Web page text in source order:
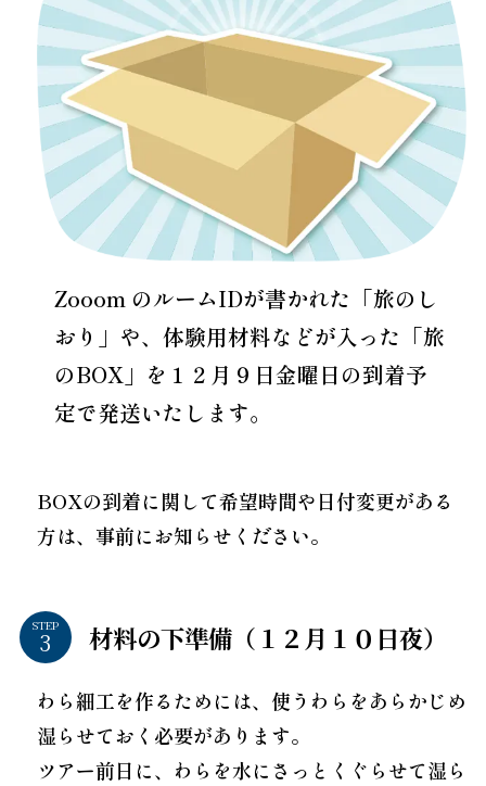
Zooom のルームIDが書かれた「旅のし
おり」や、体験用材料などが入った「旅
のBOX」を１２月９日金曜日の到着予
定で発送いたします。
BOXの到着に関して希望時間や日付変更がある
方は、事前にお知らせください。
STEP 材料の下準備（１２月１０日夜）
わら細工を作るためには、使うわらをあらかじめ
湿らせておく必要があります。
ツアー前日に、わらを水にさっとくぐらせて湿ら